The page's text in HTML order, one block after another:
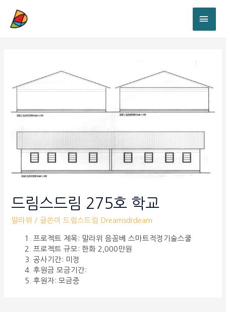
드림스드림 275호 학교
말라위 / 글쓴이드림스드림 Dreamsdrdeam
프로젝트 제목: 말라위 음꼼베 스마트적정기술스쿨
프로젝트 규모: 한화 2,000만원
공사기간: 미정
후원금 모금기간:
후원자: 모금중